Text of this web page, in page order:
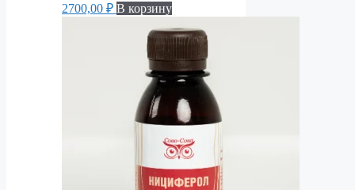
2700,00 ₽ В корзину